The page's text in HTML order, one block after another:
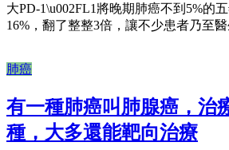
大PD-1\u002FL1將晚期肺癌不到5%的
16%，翻了整整3倍，讓不少患者乃至醫
肺癌
有一種肺癌叫肺腺癌，治
種，大多還能靶向治療